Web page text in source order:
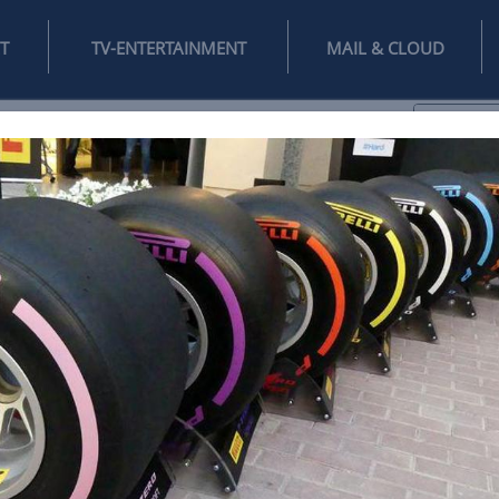
INTERNET TV-ENTERTAINMENT
DIGITAL SPIELEN MAIL DOMAIN ♥